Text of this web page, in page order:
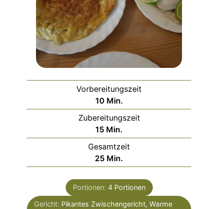
Vorbereitungszeit
10Minuten
Min.
Zubereitungszeit
15Minuten
Min.
Gesamtzeit
25Minuten
Min.
Portionen: 4 Portionen
Gericht: Pikantes Zwischengericht, Warme